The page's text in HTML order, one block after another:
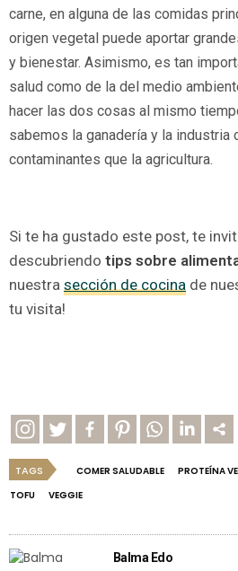
carne, en alguna de las comidas
origen vegetal puede aportar
y bienestar. Asimismo, es tan
salud como de la del medio
hacer las dos cosas al mismo
sabemos la ganadería y la industria
contaminantes que la agricultura.
Si te ha gustado este post, te
descubriendo tips sobre
nuestra sección de cocina de
tu visita!
TAGS COMER SALUDABLE PROTEÍNA
TOFU
VEGGIE
Balma Edo